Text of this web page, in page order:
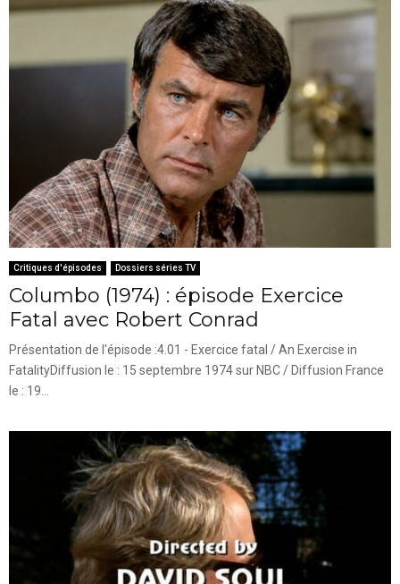
Critiques d'épisodes Dossiers séries TV
Columbo (1974) : épisode Exercice
Fatal avec Robert Conrad
Présentation de l'épisode :4.01 - Exercice fatal / An Exercise in
FatalityDiffusion le : 15 septembre 1974 sur NBC / Diffusion France
le : 19...